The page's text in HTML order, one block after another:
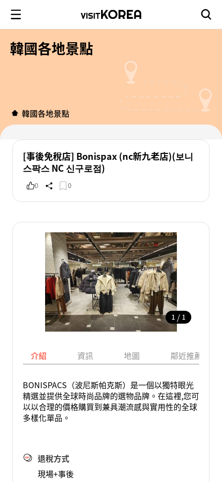
韓國各地景點
韓國各地景點
[事後免稅店] Bonispax (nc新九老店)(보니
스팍스 NC 신구로점)
0 0
1 / 1
介紹 資訊 地圖 鄰近推薦景點
BONISPACS（波尼斯帕克斯）是一個以獨特眼光
精選並提供全球時尚品牌的選物品牌。在這裡,您可
以以合理的價格購買到兼具潮流感與實用性的全球
多樣化單品。
退稅方式
現場+事後